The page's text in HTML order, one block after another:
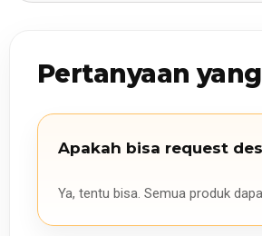
Pertanyaan
Apakah bisa request
Ya, tentu bisa. Semua produk